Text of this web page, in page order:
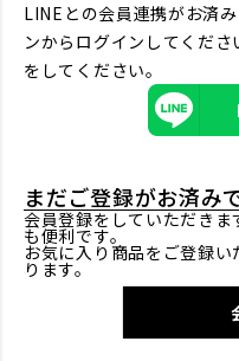
LINEとの会員連携がお済
ンからログインしてくださ
をしてください。
まだご登録がお済み
会員登録をしていただきま
も便利です。
お気に入り商品をご登録い
ります。